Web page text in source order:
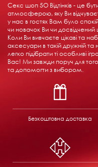
Секс шоп 5О Відтінків - це
атмосферою, яку Ви
у нас в гостях Вам було
чи новачок Ви чи
Коли Ви вивчаєте цікаві та
аксесуари в такій дружній
легко підібрати ті особливі
Вас! Ми завжди поруч для
та допомогти з вибором.
Безкоштовна доставка